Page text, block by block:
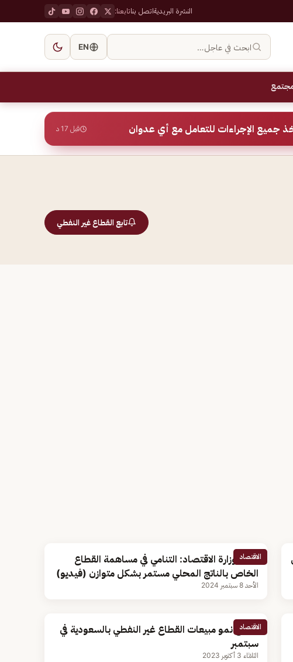
النشرة البريديةاتصل بناتابعنا:
ابحث في عاجل… EN
جميع الإجراءات للتعامل مع أي عدوان قبل 17 د
تابع القطاع غير النفطي
الاقتصاد
وكيل وزارة الاقتصاد: التنامي في مساهمة القطاع
الخاص بالناتج المحلي مستمر بشكل متوازن (فيديو)
الأحد 8 سبتمبر 2024
الاقتصاد
تسارع نمو مبيعات القطاع غير النفطي بالسعودية في
سبتمبر
الثلاثاء 3 أكتوبر 2023